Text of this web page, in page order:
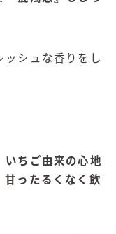
ッシュな香りをし
いちご由来の心地
甘ったるくなく飲